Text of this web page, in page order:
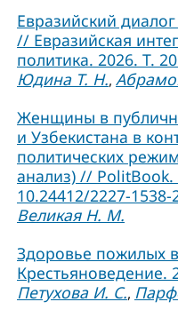
Евразийский
// Евразийская
политика. 2026. Т.
Юдина Т. Н.,
Женщины в
и Узбекистана в
политических
анализ) //
10.24412/2227-1538-
Великая Н. М.
Здоровье пожилых
Крестьяноведение.
Петухова И. С.,